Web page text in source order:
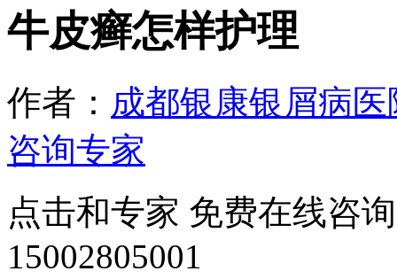
牛皮癣怎样护理
作者： 成都银康银屑病医
咨询专家
点击和专家 免费在线咨
15002805001